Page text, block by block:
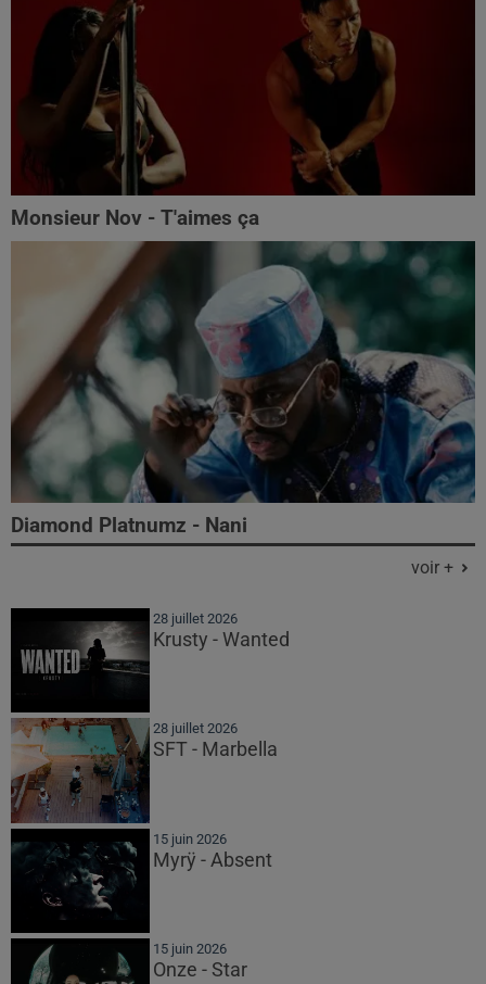
Monsieur Nov - T'aimes ça
Diamond Platnumz - Nani
voir +
28 juillet 2026
Krusty - Wanted
28 juillet 2026
SFT - Marbella
15 juin 2026
Myrÿ - Absent
15 juin 2026
Onze - Star